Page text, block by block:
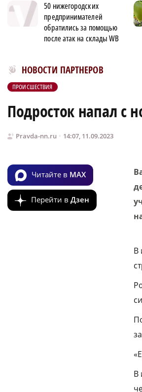
50 нижегородских
предпринимателей
обратились за помощью
после атак на склады WB
НОВОСТИ ПАРТНЕРОВ
Новости МирТесен
ПРОИСШЕСТВИЯ
Подросток напал с
Pravda-nn.ru 14:07, 11.09.2023
Читайте в MAX
Перейти в Дзен
В
В